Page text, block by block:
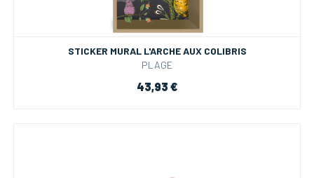
STICKER MURAL L'ARCHE AUX COLIBRIS
PLAGE
43,93 €